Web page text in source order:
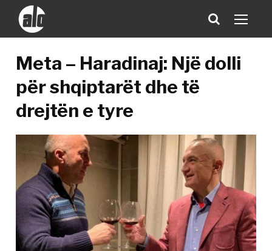
Meta – Haradinaj: Një dolli
për shqiptarët dhe të
drejtën e tyre